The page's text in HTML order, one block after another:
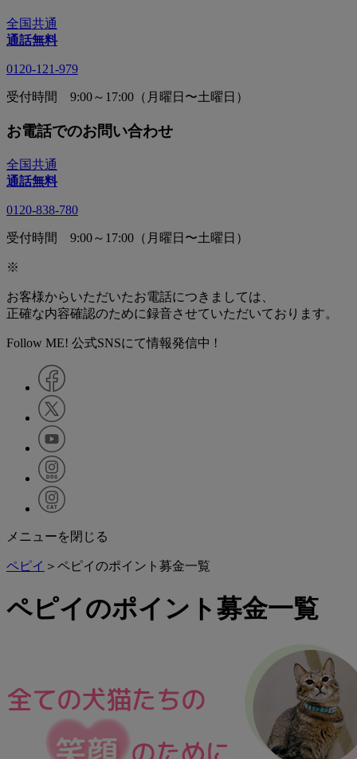
全国共通
通話無料
0120-121-979
受付時間 9:00～17:00（月曜日〜土曜日）
お電話でのお問い合わせ
全国共通
通話無料
0120-838-780
受付時間 9:00～17:00（月曜日〜土曜日）
※
お客様からいただいたお電話につきましては、
正確な内容確認のために録音させていただいております。
Follow ME! 公式SNSにて情報発信中 !
メニューを閉じる
ペピイ ＞ペピイのポイント募金一覧
ペピイのポイント募金一覧